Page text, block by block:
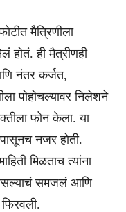
मैत्रिणीला
होतं. ही मैत्रीणही
नंतर कर्जत,
पोहोचल्यावर निलेशने
फोन केला. या
नजर होती.
मिळताच त्यांना
समजलं आणि